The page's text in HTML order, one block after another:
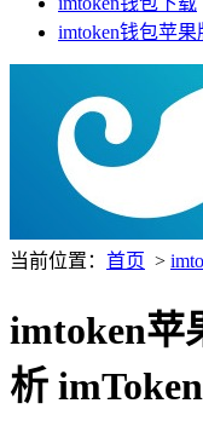
imtoken钱包苹果
当前位置： 首页 >
imtoken苹
析